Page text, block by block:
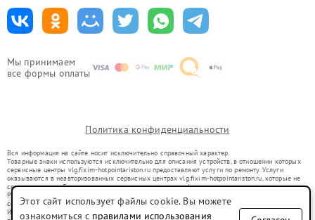
Мы принимаем
все формы оплаты
Политика конфиденциальности
Вся информация на сайте носит исключительно справочный характер.
Товарные знаки используются исключительно для описания устройств, в отношении которых
сервисные центры vlg.fixim-hotpointariston.ru предоставляют услуги по ремонту. Услуги
оказываются в неавторизованных сервисных центрах vlg.fixim-hotpointariston.ru, которые не
связаны с правообладателями товарных знаков или их официальными представителями.
Ремонт осуществляется для устройств, уже введенных в гражданский оборот в соответствии
со статьей 1487 ГК РФ.
Использование товарных знаков не преследует цели индивидуализации услуг или введения
Этот сайт использует файлы cookie. Вы можете
ознакомиться с правилами использования